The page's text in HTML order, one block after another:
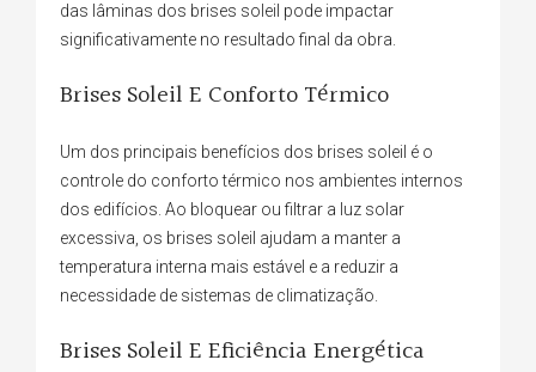
das lâminas dos brises soleil pode impactar
significativamente no resultado final da obra.
Brises Soleil E Conforto Térmico
Um dos principais benefícios dos brises soleil é o
controle do conforto térmico nos ambientes internos
dos edifícios. Ao bloquear ou filtrar a luz solar
excessiva, os brises soleil ajudam a manter a
temperatura interna mais estável e a reduzir a
necessidade de sistemas de climatização.
Brises Soleil E Eficiência Energética